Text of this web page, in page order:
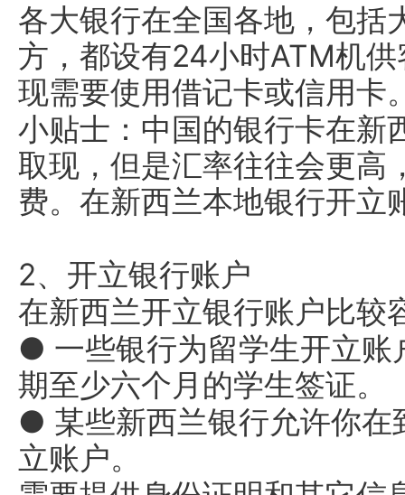
各大银行在全国各地，包括
方，都设有24小时ATM机
现需要使用借记卡或信用卡
小贴士：中国的银行卡在新
取现，但是汇率往往会更高
费。在新西兰本地银行开立
2、开立银行账户
在新西兰开立银行账户比较
● 一些银行为留学生开立账
期至少六个月的学生签证。
● 某些新西兰银行允许你在
立账户。